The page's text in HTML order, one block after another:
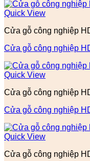
Quick View
Cửa gỗ công nghiệp
Cửa gỗ công nghiệp
Quick View
Cửa gỗ công nghiệp
Cửa gỗ công nghiệp
Quick View
Cửa gỗ công nghiệp